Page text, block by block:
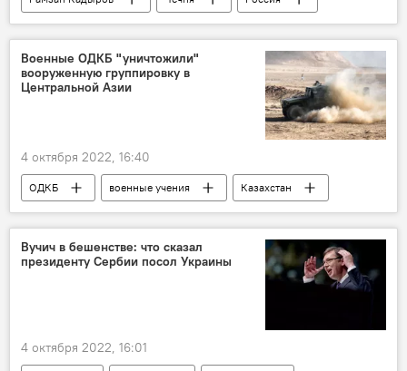
Спорт
футбол
Военные ОДКБ "уничтожили"
вооруженную группировку в
Центральной Азии
4 октября 2022, 16:40
ОДКБ военные учения
Казахстан
Армия и вооружение
Вучич в бешенстве: что сказал
президенту Сербии посол Украины
4 октября 2022, 16:01